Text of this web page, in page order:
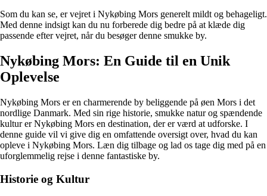
Som du kan se, er vejret i Nykøbing Mors generelt mildt og behageligt.
Med denne indsigt kan du nu forberede dig bedre på at klæde dig
passende efter vejret, når du besøger denne smukke by.
Nykøbing Mors: En Guide til en Unik
Oplevelse
Nykøbing Mors er en charmerende by beliggende på øen Mors i det
nordlige Danmark. Med sin rige historie, smukke natur og spændende
kultur er Nykøbing Mors en destination, der er værd at udforske. I
denne guide vil vi give dig en omfattende oversigt over, hvad du kan
opleve i Nykøbing Mors. Læn dig tilbage og lad os tage dig med på en
uforglemmelig rejse i denne fantastiske by.
Historie og Kultur